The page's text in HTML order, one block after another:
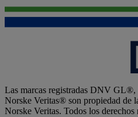
Las marcas registradas DNV
Norske Veritas® son propiedad de
Norske Veritas. Todos los derechos